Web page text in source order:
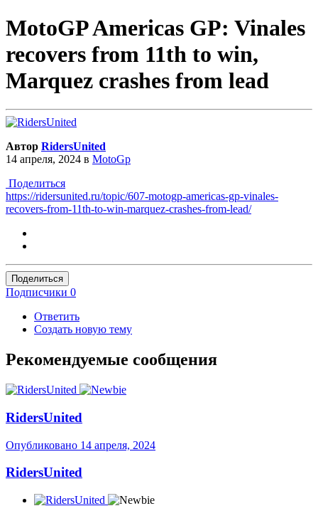
MotoGP Americas GP: Vinales
recovers from 11th to win,
Marquez crashes from lead
Автор RidersUnited
14 апреля, 2024 в MotoGp
Поделиться
https://ridersunited.ru/topic/607-motogp-americas-gp-vinales-
recovers-from-11th-to-win-marquez-crashes-from-lead/
Поделиться
Подписчики 0
Ответить
Создать новую тему
Рекомендуемые сообщения
RidersUnited
Опубликовано 14 апреля, 2024
RidersUnited